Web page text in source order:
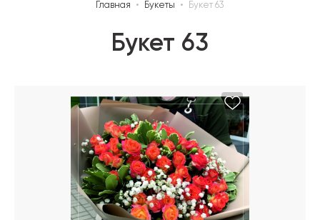
Главная • Букеты • Букет 63
Букет 63